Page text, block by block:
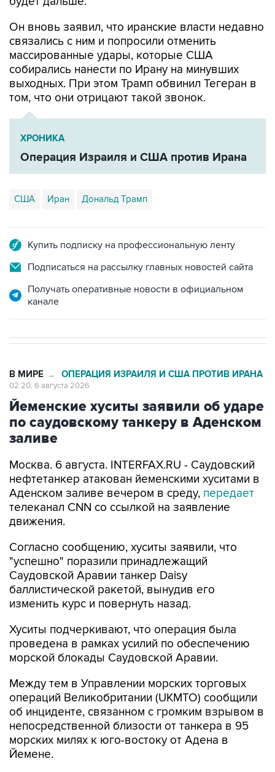
Он вновь заявил, что иранские власти недавно
связались с ним и попросили отменить
массированные удары, которые США
собирались нанести по Ирану на минувших
выходных. При этом Трамп обвинил Тегеран в
том, что они отрицают такой звонок.
ХРОНИКА
Операция Израиля и США против Ирана
США Иран Дональд Трамп
Купить подписку на профессиональную ленту
Подписаться на рассылку главных новостей сайта
Получать оперативные новости в официальном
канале
В МИРЕ → ОПЕРАЦИЯ ИЗРАИЛЯ И США ПРОТИВ ИРАНА
02:20, 6 августа 2026
Йеменские хуситы заявили об ударе
по саудовскому танкеру в Аденском
заливе
Москва. 6 августа. INTERFAX.RU - Саудовский
нефтетанкер атакован йеменскими хуситами в
Аденском заливе вечером в среду, передает
телеканал CNN со ссылкой на заявление
движения.
Согласно сообщению, хуситы заявили, что
"успешно" поразили принадлежащий
Саудовской Аравии танкер Daisy
баллистической ракетой, вынудив его
изменить курс и повернуть назад.
Хуситы подчеркивают, что операция была
проведена в рамках усилий по обеспечению
морской блокады Саудовской Аравии.
Между тем в Управлении морских торговых
операций Великобритании (UKMTO) сообщили
об инциденте, связанном с громким взрывом в
непосредственной близости от танкера в 95
морских милях к юго-востоку от Адена в
Йемене.